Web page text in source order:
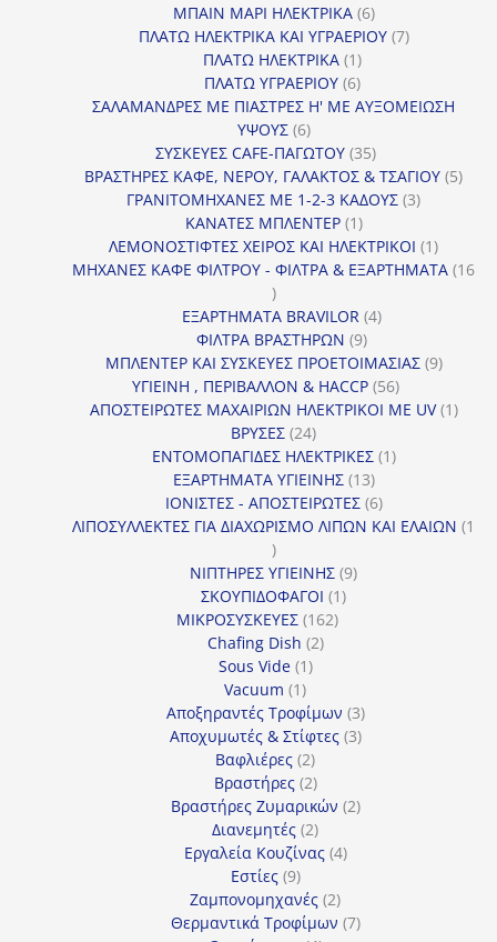
προϊόν
ΜΠΑΙΝ ΜΑΡΙ ΗΛΕΚΤΡΙΚΑ 66
προϊόντα
ΠΛΑΤΩ ΗΛΕΚΤΡΙΚΑ ΚΑΙ ΥΓΡΑΕΡΙΟΥ 77
ΠΛΑΤΩ ΗΛΕΚΤΡΙΚΑ 11
προϊόν
ΠΛΑΤΩ ΥΓΡΑΕΡΙΟΥ 66
προϊόντα
ΣΑΛΑΜΑΝΔΡΕΣ ΜΕ ΠΙΑΣΤΡΕΣ Η' ΜΕ ΑΥΞΟΜΕΙΩΣΗ
ΥΨΟΥΣ 66
προϊόντα
ΣΥΣΚΕΥΕΣ CAFE-ΠΑΓΩΤΟΥ 3535
προϊόντα
ΒΡΑΣΤΗΡΕΣ ΚΑΦΕ, ΝΕΡΟΥ, ΓΑΛΑΚΤΟΣ & ΤΣΑΓΙΟΥ 55
ΓΡΑΝΙΤΟΜΗΧΑΝΕΣ ΜΕ 1-2-3 ΚΑΔΟΥΣ 33
ΚΑΝΑΤΕΣ ΜΠΛΕΝΤΕΡ 11
προϊόν
ΛΕΜΟΝΟΣΤΙΦΤΕΣ ΧΕΙΡΟΣ ΚΑΙ ΗΛΕΚΤΡΙΚΟΙ 11
προϊόν
ΜΗΧΑΝΕΣ ΚΑΦΕ ΦΙΛΤΡΟΥ - ΦΙΛΤΡΑ & ΕΞΑΡΤΗΜΑΤΑ 16
16
προϊόντα
ΕΞΑΡΤΗΜΑΤΑ BRAVILOR 44
ΦΙΛΤΡΑ ΒΡΑΣΤΗΡΩΝ 99
προϊόντα
ΜΠΛΕΝΤΕΡ ΚΑΙ ΣΥΣΚΕΥΕΣ ΠΡΟΕΤΟΙΜΑΣΙΑΣ 99
ΥΓΙΕΙΝΗ , ΠΕΡΙΒΑΛΛΟΝ & HACCP 5656
προϊόντα
ΑΠΟΣΤΕΙΡΩΤΕΣ ΜΑΧΑΙΡΙΩΝ ΗΛΕΚΤΡΙΚΟΙ ΜΕ UV 11
ΒΡΥΣΕΣ 2424
προϊόντα
ΕΝΤΟΜΟΠΑΓΙΔΕΣ ΗΛΕΚΤΡΙΚΕΣ 11
ΕΞΑΡΤΗΜΑΤΑ ΥΓΙΕΙΝΗΣ 1313
προϊόντα
ΙΟΝΙΣΤΕΣ - ΑΠΟΣΤΕΙΡΩΤΕΣ 66
προϊόντα
ΛΙΠΟΣΥΛΛΕΚΤΕΣ ΓΙΑ ΔΙΑΧΩΡΙΣΜΟ ΛΙΠΩΝ ΚΑΙ ΕΛΑΙΩΝ 1
1
προϊόν
ΝΙΠΤΗΡΕΣ ΥΓΙΕΙΝΗΣ 99
ΣΚΟΥΠΙΔΟΦΑΓΟΙ 11
ΜΙΚΡΟΣΥΣΚΕΥΕΣ 162162
Chafing Dish 22
Sous Vide 11
Vacuum 11
προϊόν
Αποξηραντές Τροφίμων 33
προϊόντα
Αποχυμωτές & Στίφτες 33
Βαφλιέρες 22
προϊόντα
Βραστήρες 22
προϊόντα
Βραστήρες Ζυμαρικών 22
Διανεμητές 22
προϊόντα
Εργαλεία Κουζίνας 44
Εστίες 99
προϊόντα
Ζαμπονομηχανές 22
προϊόντα
Θερμαντικά Τροφίμων 77